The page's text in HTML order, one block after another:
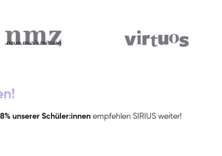
unserer Schüler:innen empfehlen SIRIUS weiter!